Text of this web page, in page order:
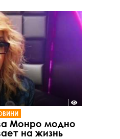
Монро модно
на жизнь